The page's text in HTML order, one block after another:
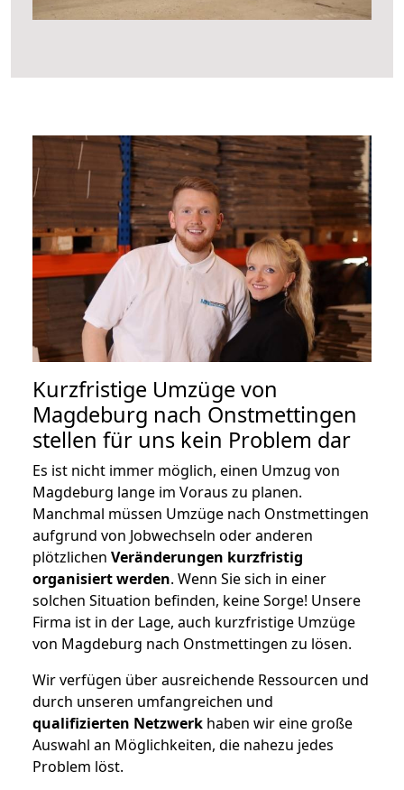
Kurzfristige Umzüge von
Magdeburg nach Onstmettingen
stellen für uns kein Problem dar
Es ist nicht immer möglich, einen Umzug von
Magdeburg lange im Voraus zu planen.
Manchmal müssen Umzüge nach Onstmettingen
aufgrund von Jobwechseln oder anderen
plötzlichen Veränderungen kurzfristig
organisiert werden. Wenn Sie sich in einer
solchen Situation befinden, keine Sorge! Unsere
Firma ist in der Lage, auch kurzfristige Umzüge
von Magdeburg nach Onstmettingen zu lösen.
Wir verfügen über ausreichende Ressourcen und
durch unseren umfangreichen und
qualifizierten Netzwerk haben wir eine große
Auswahl an Möglichkeiten, die nahezu jedes
Problem löst.